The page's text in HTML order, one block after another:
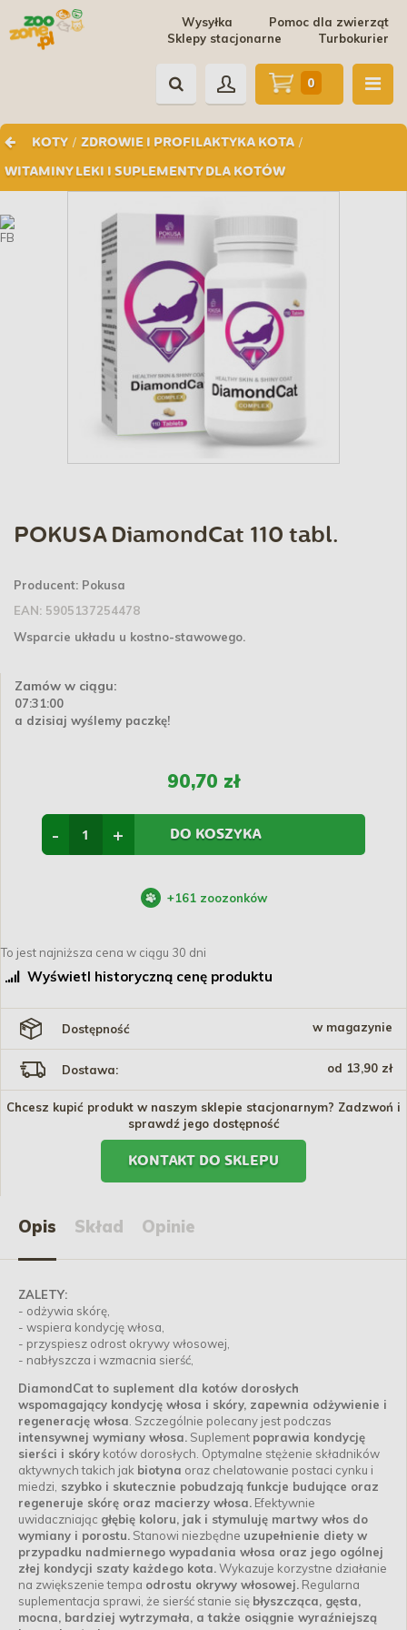
Pomoc dla zwierząt
Wysyłka
Turbokurier
Sklepy stacjonarne
KOTY / ZDROWIE I PROFILAKTYKA KOTA /
WITAMINY LEKI I SUPLEMENTY DLA KOTÓW
0
POKUSA DiamondCat 110 tabl.
Producent: Pokusa
EAN: 5905137254478
Wsparcie układu u kostno-stawowego.
Zamów w ciągu:
07:31:00
a dzisiaj wyślemy paczkę!
90,70 zł
+
- DO KOSZYKA
+161 zoozonków
To jest najniższa cena w ciągu 30 dni
Wyświetl historyczną cenę produktu
Dostępność w magazynie
Dostawa: od 13,90 zł
Chcesz kupić produkt w naszym sklepie stacjonarnym? Zadzwoń i
sprawdź jego dostępność
KONTAKT DO SKLEPU
Opis Skład Opinie
ZALETY:
- odżywia skórę,
- wspiera kondycję włosa,
- przyspiesz odrost okrywy włosowej,
- nabłyszcza i wzmacnia sierść,
DiamondCat to suplement dla kotów dorosłych
wspomagający kondycję włosa i skóry, zapewnia odżywienie i
regenerację włosa . Szczególnie polecany jest podczas
intensywnej wymiany włosa. Suplement poprawia kondycję
sierści i skóry kotów dorosłych. Optymalne stężenie składników
aktywnych takich jak biotyna oraz chelatowanie postaci cynku i
miedzi, szybko i skutecznie pobudzają funkcje budujące oraz
regeneruje skórę oraz macierzy włosa. Efektywnie
uwidaczniając głębię koloru, jak i stymuluję martwy włos do
wymiany i porostu. Stanowi niezbędne uzupełnienie diety w
przypadku nadmiernego wypadania włosa oraz jego ogólnej
złej kondycji szaty każdego kota.Wykazuje korzystne działanie
na zwiększenie tempa odrostu okrywy włosowej. Regularna
suplementacja sprawi, że sierść stanie się błyszcząca, gęsta,
mocna, bardziej wytrzymała, a także osiągnie wyraźniejszą